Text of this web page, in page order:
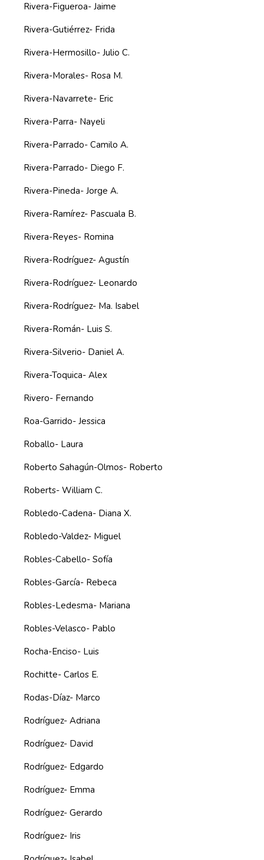
Rivera-Figueroa- Jaime
Rivera-Gutiérrez- Frida
Rivera-Hermosillo- Julio C.
Rivera-Morales- Rosa M.
Rivera-Navarrete- Eric
Rivera-Parra- Nayeli
Rivera-Parrado- Camilo A.
Rivera-Parrado- Diego F.
Rivera-Pineda- Jorge A.
Rivera-Ramírez- Pascuala B.
Rivera-Reyes- Romina
Rivera-Rodríguez- Agustín
Rivera-Rodríguez- Leonardo
Rivera-Rodríguez- Ma. Isabel
Rivera-Román- Luis S.
Rivera-Silverio- Daniel A.
Rivera-Toquica- Alex
Rivero- Fernando
Roa-Garrido- Jessica
Roballo- Laura
Roberto Sahagún-Olmos- Roberto
Roberts- William C.
Robledo-Cadena- Diana X.
Robledo-Valdez- Miguel
Robles-Cabello- Sofía
Robles-García- Rebeca
Robles-Ledesma- Mariana
Robles-Velasco- Pablo
Rocha-Enciso- Luis
Rochitte- Carlos E.
Rodas-Díaz- Marco
Rodríguez- Adriana
Rodríguez- David
Rodríguez- Edgardo
Rodríguez- Emma
Rodríguez- Gerardo
Rodríguez- Iris